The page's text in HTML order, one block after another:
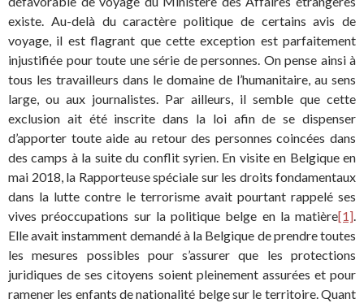
existe. Au-delà du caractère politique de certains avis de
voyage, il est flagrant que cette exception est parfaitement
injustifiée pour toute une série de personnes. On pense ainsi à
tous les travailleurs dans le domaine de l’humanitaire, au sens
large, ou aux journalistes. Par ailleurs, il semble que cette
exclusion ait été inscrite dans la loi afin de se dispenser
d’apporter toute aide au retour des personnes coincées dans
des camps à la suite du conflit syrien. En visite en Belgique en
mai 2018, la Rapporteuse spéciale sur les droits fondamentaux
dans la lutte contre le terrorisme avait pourtant rappelé ses
vives préoccupations sur la politique belge en la matière[1].
Elle avait instamment demandé à la Belgique de prendre toutes
les mesures possibles pour s’assurer que les protections
juridiques de ses citoyens soient pleinement assurées et pour
ramener les enfants de nationalité belge sur le territoire. Quant